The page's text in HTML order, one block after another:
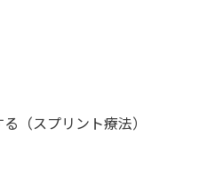
（スプリント療法）